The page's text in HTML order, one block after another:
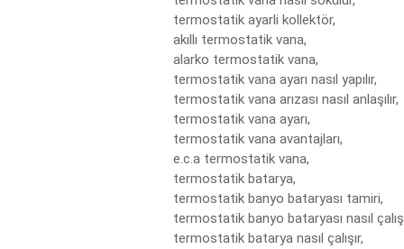
termostatik ayarli kollektör,
akıllı termostatik vana,
alarko termostatik vana,
termostatik vana ayarı nasıl yapılır,
termostatik vana arızası nasıl anlaşılır,
termostatik vana ayarı,
termostatik vana avantajları,
e.c.a termostatik vana,
termostatik batarya,
termostatik banyo bataryası tamiri,
termostatik banyo bataryası nasıl
termostatik batarya nasıl çalışır,